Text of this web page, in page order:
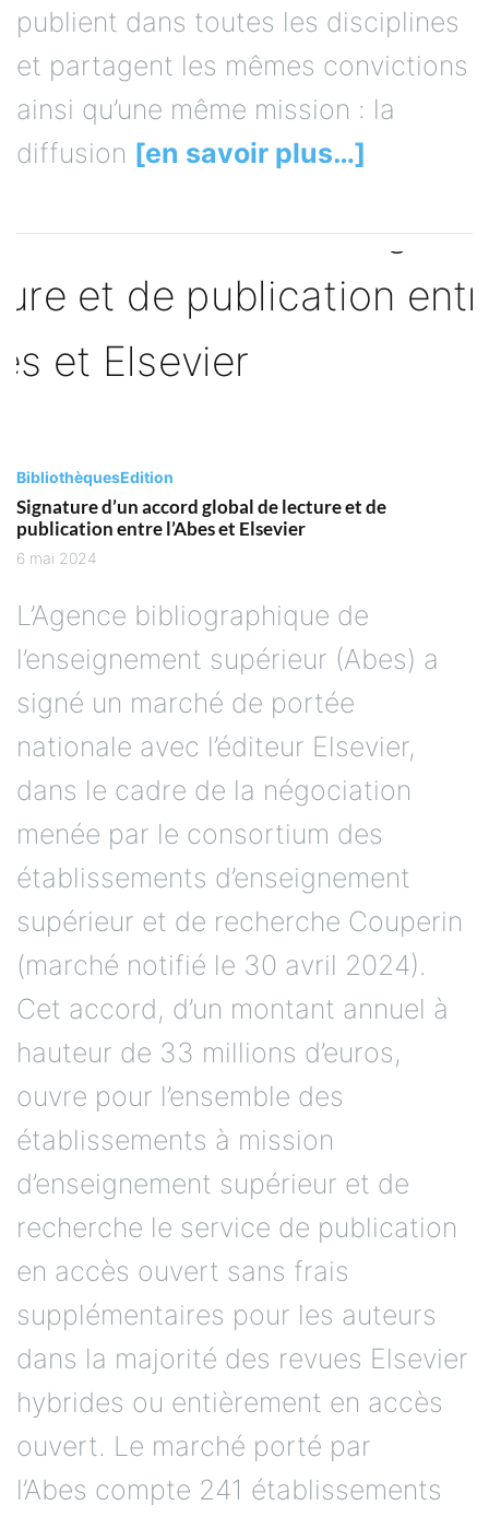
publient dans toutes les disciplines
et partagent les mêmes convictions
ainsi qu’une même mission : la
diffusion [en savoir plus…]
BibliothèquesEdition
Signature d’un accord global de lecture et de
publication entre l’Abes et Elsevier
6 mai 2024
L’Agence bibliographique de
l’enseignement supérieur (Abes) a
signé un marché de portée
nationale avec l’éditeur Elsevier,
dans le cadre de la négociation
menée par le consortium des
établissements d’enseignement
supérieur et de recherche Couperin
(marché notifié le 30 avril 2024).
Cet accord, d’un montant annuel à
hauteur de 33 millions d’euros,
ouvre pour l’ensemble des
établissements à mission
d’enseignement supérieur et de
recherche le service de publication
en accès ouvert sans frais
supplémentaires pour les auteurs
dans la majorité des revues Elsevier
hybrides ou entièrement en accès
ouvert. Le marché porté par
l’Abes compte 241 établissements